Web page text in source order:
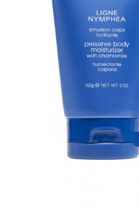
Fard de ochi
Pigmenti minerali
Primer gene
Creion de buze
Gloss de buze
SPRANCENE
Creioane sprancene